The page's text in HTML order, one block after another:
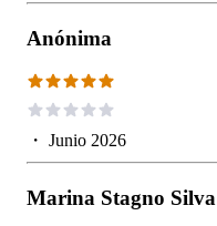
Anónima
・ Junio 2026
Marina Stagno Silva